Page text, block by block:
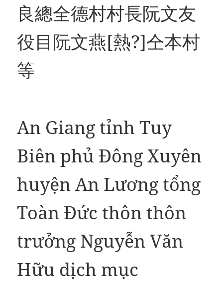
良總全德村村長阮文友
役目阮文燕[熱?]仝本村
等
An Giang tỉnh Tuy
Biên phủ Đông Xuyên
huyện An Lương tổng
Toàn Đức thôn thôn
trưởng Nguyễn Văn
Hữu dịch mục